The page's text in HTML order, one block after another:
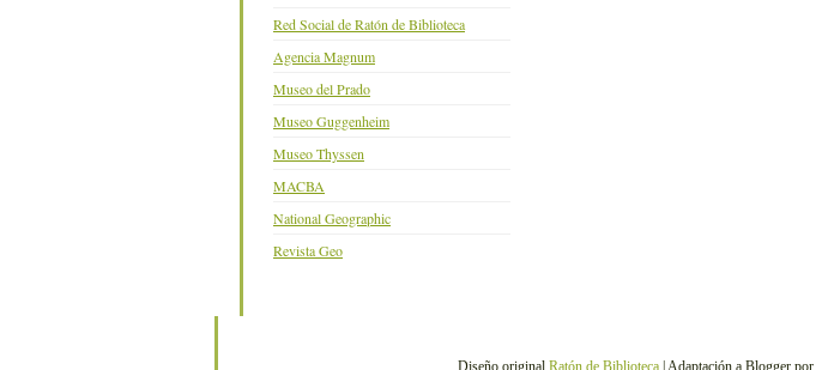
Red Social de Ratón de Biblioteca
Agencia Magnum
Museo del Prado
Museo Guggenheim
Museo Thyssen
MACBA
National Geographic
Revista Geo
Diseño original Ratón de Biblioteca| Adaptación a Blogger por